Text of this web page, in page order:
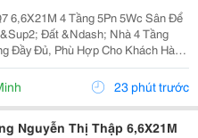
6,6X21M 4 Tầng 5Pn 5Wc Sân Để
Đất &Ndash; Nhà 4 Tầng
Đầy Đủ, Phù Hợp Cho Khách Hàng
Tài Sản Có Thể Khai Thác Lâu Dài
Có Khuôn Đất 6,6 X 21M, Xây
23 phút trước
Nguyễn Thị Thập 6,6X21M